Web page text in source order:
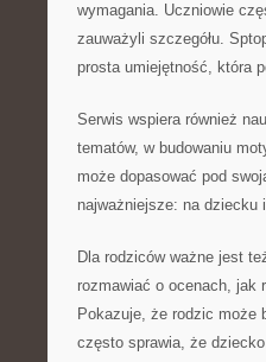
wymagania. Uczniowie
zauważyli szczegółu.
prosta umiejętność, która
Serwis wspiera również
tematów, w budowaniu
może dopasować pod
najważniejsze: na dziecku
Dla rodziców ważne jest
rozmawiać o ocenach, jak
Pokazuje, że rodzic może
często sprawia, że